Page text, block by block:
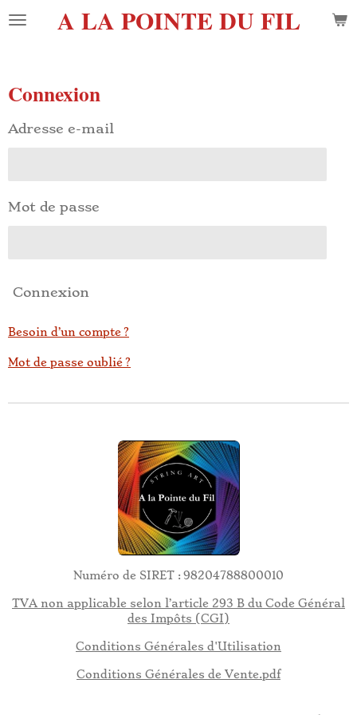
Passer
A LA POINTE DU FIL
Connexion
Adresse e-mail
Mot de passe
Connexion
Besoin d’un compte ?
Mot de passe oublié ?
Numéro de SIRET : 98204788800010
TVA non applicable selon l’article 293 B du Code Général
des Impôts (CGI)
Conditions Générales d'Utilisation
Conditions Générales de Vente.pdf